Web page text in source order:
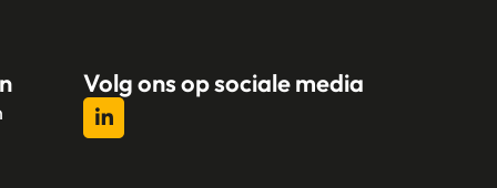
Volg ons op sociale media